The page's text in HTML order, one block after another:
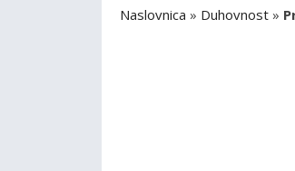
Naslovnica » Duhovnost »